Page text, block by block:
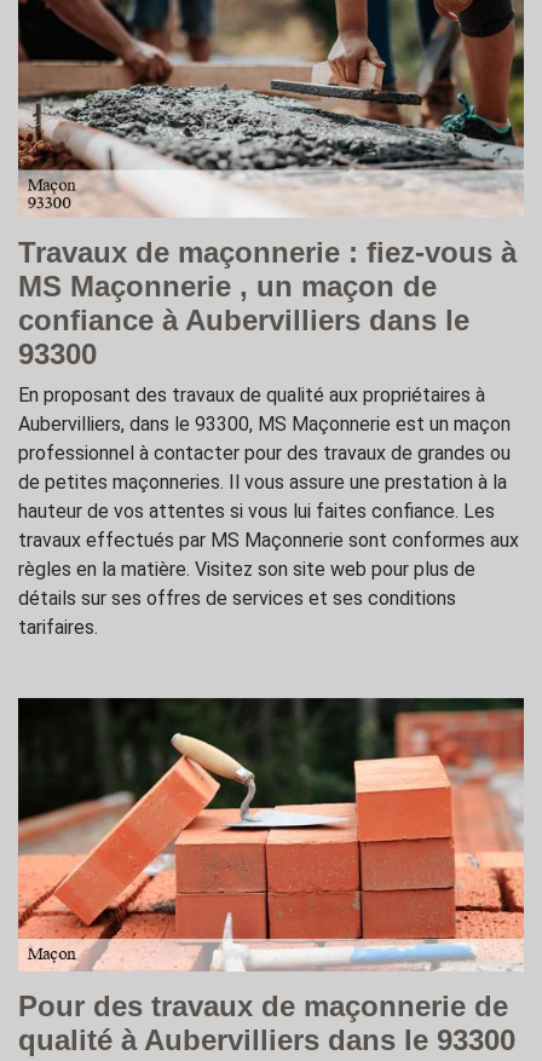
Travaux de maçonnerie : fiez-vous à
MS Maçonnerie , un maçon de
confiance à Aubervilliers dans le
93300
En proposant des travaux de qualité aux propriétaires à
Aubervilliers, dans le 93300, MS Maçonnerie est un maçon
professionnel à contacter pour des travaux de grandes ou
de petites maçonneries. Il vous assure une prestation à la
hauteur de vos attentes si vous lui faites confiance. Les
travaux effectués par MS Maçonnerie sont conformes aux
règles en la matière. Visitez son site web pour plus de
détails sur ses offres de services et ses conditions
tarifaires.
Pour des travaux de maçonnerie de
qualité à Aubervilliers dans le 93300